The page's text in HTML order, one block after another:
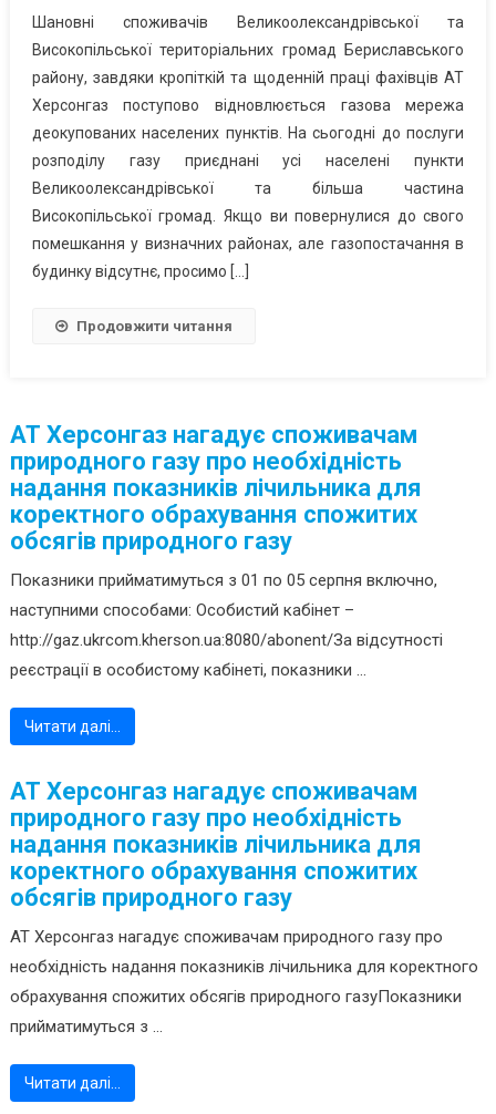
Шановні споживачів Великоолександрівської та
Високопільської територіальних громад Бериславського
району, завдяки кропіткій та щоденній праці фахівців АТ
Херсонгаз поступово відновлюється газова мережа
деокупованих населених пунктів. На сьогодні до послуги
розподілу газу приєднані усі населені пункти
Великоолександрівської та більша частина
Високопільської громад. Якщо ви повернулися до свого
помешкання у визначних районах, але газопостачання в
будинку відсутнє, просимо […]
Продовжити читання
АТ Херсонгаз нагадує споживачам
природного газу про необхідність
надання показників лічильника для
коректного обрахування спожитих
обсягів природного газу
Показники прийматимуться з 01 по 05 серпня включно,
наступними способами: Особистий кабінет –
http://gaz.ukrcom.kherson.ua:8080/abonent/За відсутності
реєстрації в особистому кабінеті, показники ...
Читати далі…
АТ Херсонгаз нагадує споживачам
природного газу про необхідність
надання показників лічильника для
коректного обрахування спожитих
обсягів природного газу
АТ Херсонгаз нагадує споживачам природного газу про
необхідність надання показників лічильника для коректного
обрахування спожитих обсягів природного газуПоказники
прийматимуться з ...
Читати далі…